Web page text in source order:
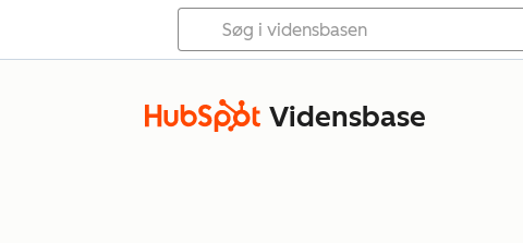
Vidensbase